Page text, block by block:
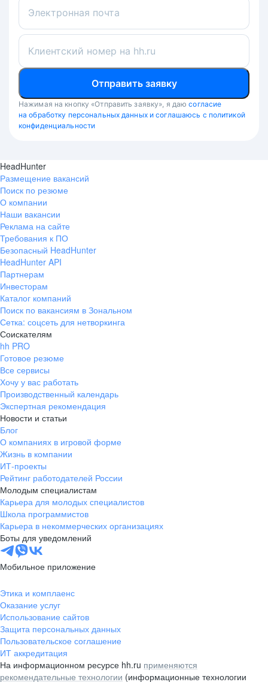
Электронная почта
Клиентский номер на hh.ru
Отправить заявку
Нажимая на кнопку «Отправить заявку», я даю согласие
на обработку персональных данных и соглашаюсь с политикой
конфиденциальности
HeadHunter
Размещение вакансий
Поиск по резюме
О компании
Наши вакансии
Реклама на сайте
Требования к ПО
Безопасный HeadHunter
HeadHunter API
Партнерам
Инвесторам
Каталог компаний
Поиск по вакансиям в Зональном
Сетка: соцсеть для нетворкинга
Соискателям
hh PRO
Готовое резюме
Все сервисы
Хочу у вас работать
Производственный календарь
Экспертная рекомендация
Новости и статьи
Блог
О компаниях в игровой форме
Жизнь в компании
ИТ-проекты
Рейтинг работодателей России
Молодым специалистам
Карьера для молодых специалистов
Школа программистов
Карьера в некоммерческих организациях
Боты для уведомлений
Мобильное приложение
Этика и комплаенс
Оказание услуг
Использование сайтов
Защита персональных данных
Пользовательское соглашение
ИТ аккредитация
На информационном ресурсе hh.ru применяются
рекомендательные технологии (информационные технологии